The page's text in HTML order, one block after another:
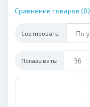
Сравнение товаров (0)
Сортировать:
Показывать: